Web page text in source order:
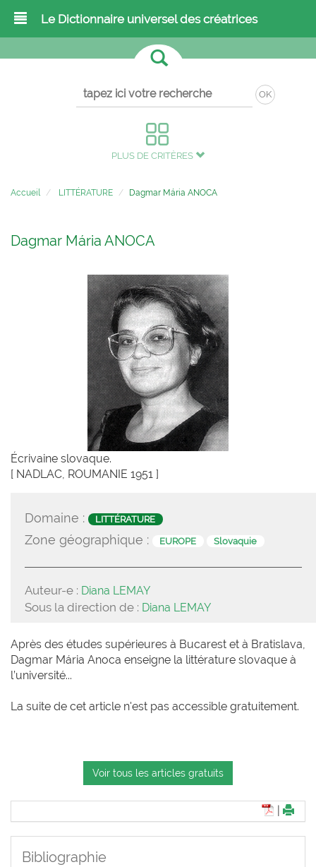
Le Dictionnaire universel des créatrices
OK
PLUS DE CRITÈRES
Accueil LITTÉRATURE Dagmar Mária ANOCA
Dagmar Mária ANOCA
Écrivaine slovaque.
[ NADLAC, ROUMANIE 1951 ]
Domaine : LITTÉRATURE
Zone géographique : EUROPE Slovaquie
Auteur-e : Diana LEMAY
Sous la direction de : Diana LEMAY
Après des études supérieures à Bucarest et à Bratislava,
Dagmar Mária Anoca enseigne la littérature slovaque à
l’université...
La suite de cet article n'est pas accessible gratuitement.
Voir tous les articles gratuits
Bibliographie